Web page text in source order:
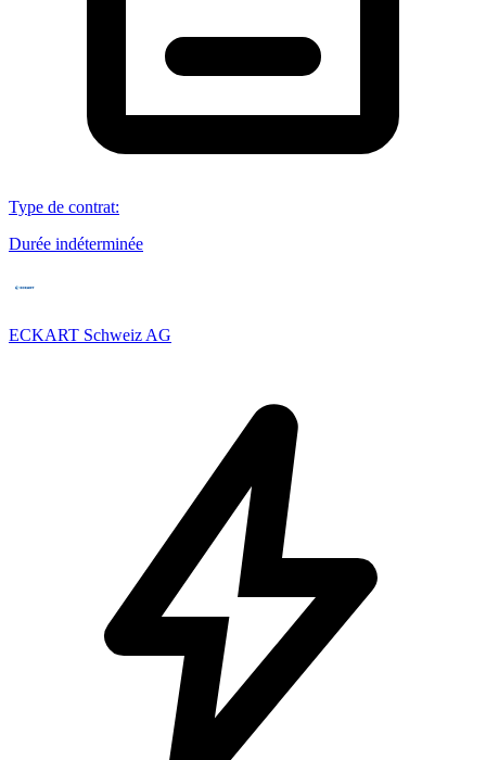
Type de contrat:
Durée indéterminée
ECKART Schweiz AG